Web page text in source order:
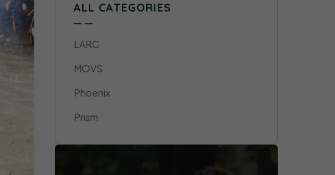
ALL CATEGORIES
LARC
MOVS
Phoenix
Prism